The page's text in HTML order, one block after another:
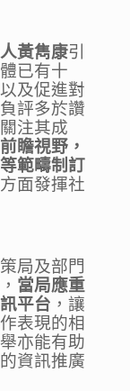
黃雋康引
已有十
及促進對
評多於讚
注其成
瞻視野，
範疇制訂
面發揮社
局及部門
當局應重
平台 ，讓
表現的相
亦能有助
資訊推廣